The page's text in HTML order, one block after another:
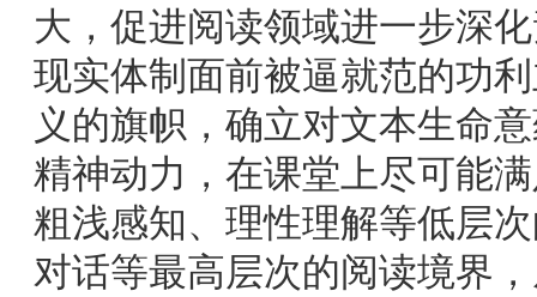
大，促进阅读领域进一步深
现实体制面前被逼就范的功
义的旗帜，确立对文本生命
精神动力，在课堂上尽可能
粗浅感知、理性理解等低层
对话等最高层次的阅读境界